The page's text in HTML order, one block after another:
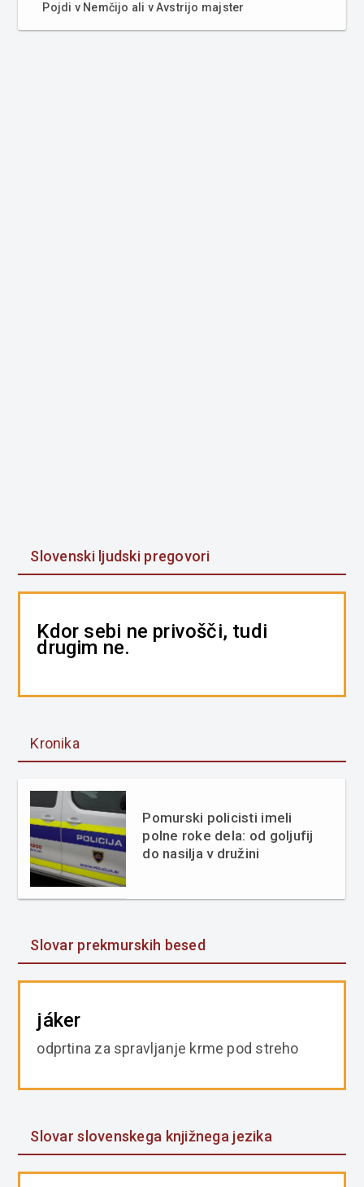
Pojdi v Nemčijo ali v Avstrijo majster
Slovenski ljudski pregovori
Kdor sebi ne privošči, tudi
drugim ne.
Kronika
Pomurski policisti imeli
polne roke dela: od goljufij
do nasilja v družini
Slovar prekmurskih besed
jáker
odprtina za spravljanje krme pod streho
Slovar slovenskega knjižnega jezika